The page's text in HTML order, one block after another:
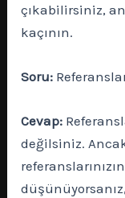
çıkabilirsiniz,
kaçının.
Soru:
Cevap:
değilsiniz.